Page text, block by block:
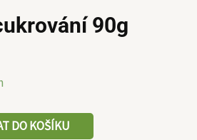
90g
DO KOŠÍKU